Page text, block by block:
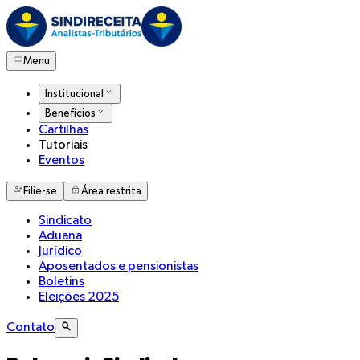
Menu
Institucional
Benefícios
Cartilhas
Tutoriais
Eventos
Filie-se Área restrita
Sindicato
Aduana
Jurídico
Aposentados e pensionistas
Boletins
Eleições 2025
Contato